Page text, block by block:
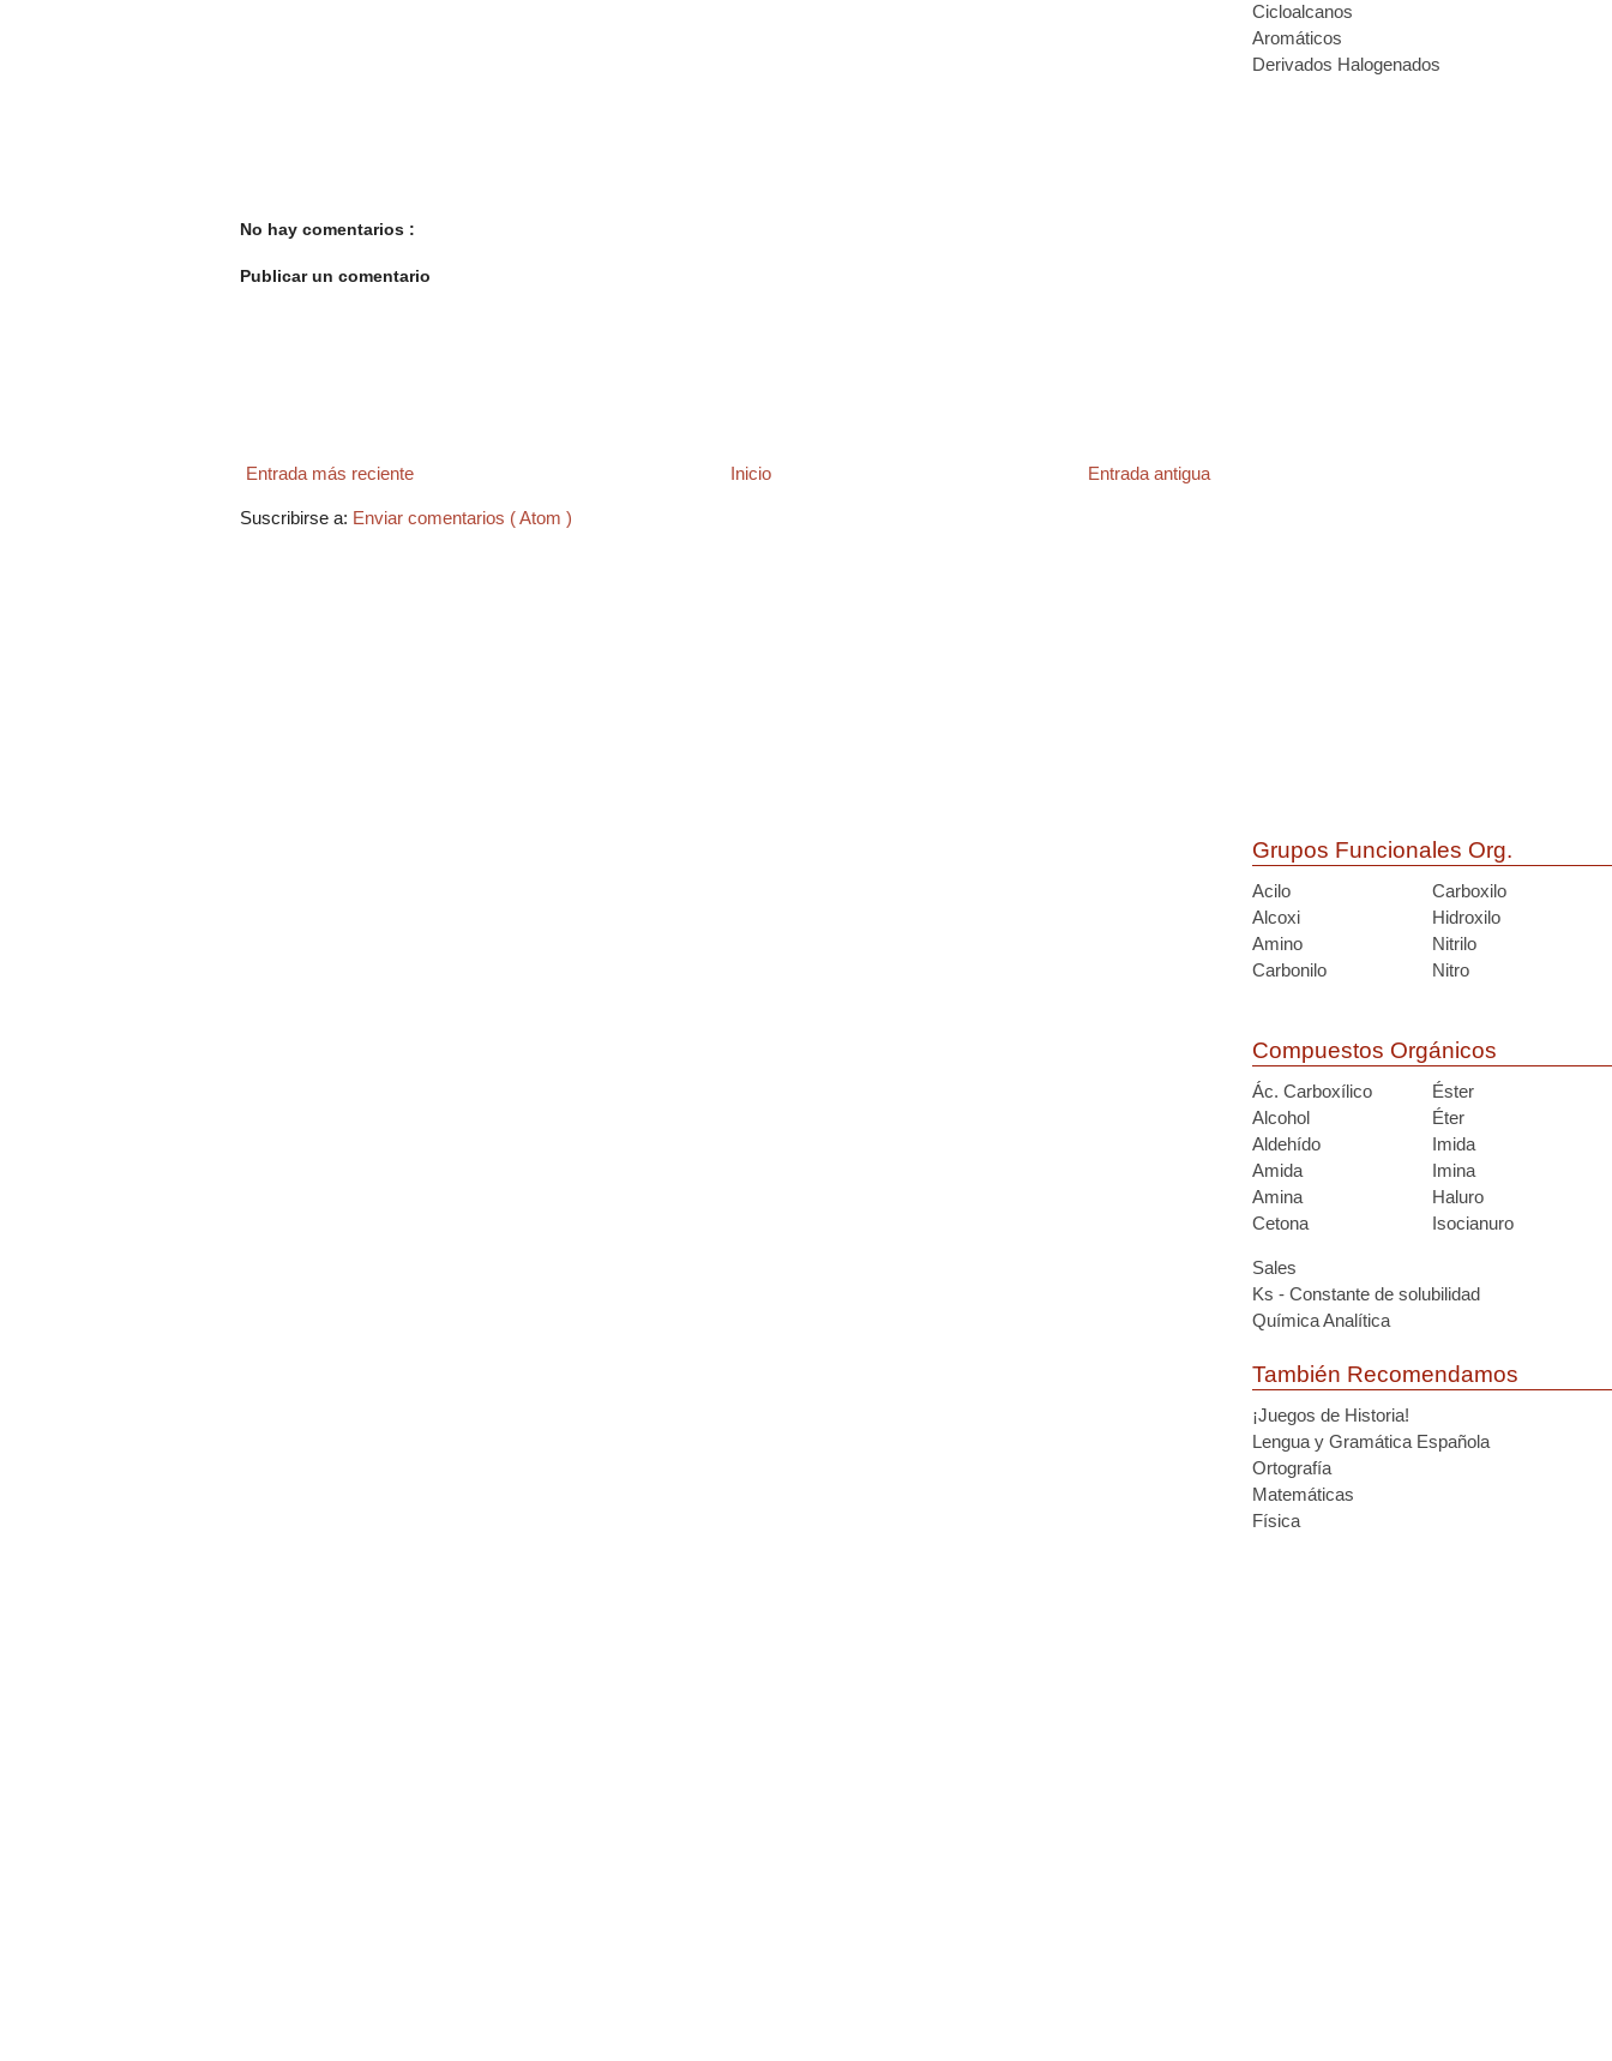
No hay comentarios :
Publicar un comentario
Entrada más reciente Entrada antigua
Inicio
Suscribirse a: Enviar comentarios ( Atom )
Cicloalcanos
Aromáticos
Derivados Halogenados
Grupos Funcionales Org.
Acilo
Carboxilo
Alcoxi
Hidroxilo
Amino
Nitrilo
Carbonilo
Nitro
Compuestos Orgánicos
Ác. Carboxílico
Éster
Alcohol
Éter
Aldehído
Imida
Amida
Imina
Amina
Haluro
Cetona
Isocianuro
Sales
Ks - Constante de solubilidad
Química Analítica
También Recomendamos
¡Juegos de Historia!
Lengua y Gramática Española
Ortografía
Matemáticas
Física